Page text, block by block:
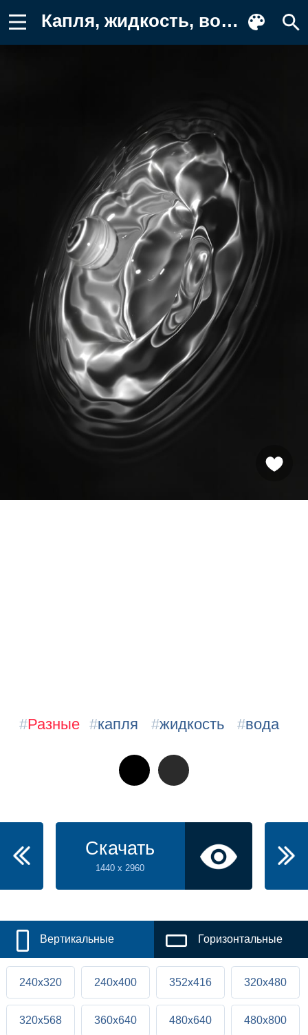
Капля, жидкость, вода Картинка
#Разные #капля #жидкость #вода
Скачать
1440 x 2960
Вертикальные Горизонтальные
240x320 240x400 352x416 320x480
320x568 360x640 480x640 480x800